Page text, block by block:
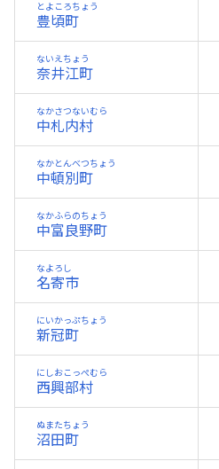
豊頃町
とよころちょう
奈井江町
ないえちょう
中札内村
なかさつないむら
中頓別町
なかとんべつちょう
中富良野町
なかふらのちょう
名寄市
なよろし
新冠町
にいかっぷちょう
西興部村
にしおこっぺむら
沼田町
ぬまたちょう